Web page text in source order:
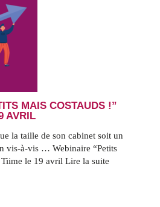
MAIS COSTAUDS !”
AVRIL
la taille de son cabinet soit un
vis-à-vis … Webinaire “Petits
le 19 avril Lire la suite